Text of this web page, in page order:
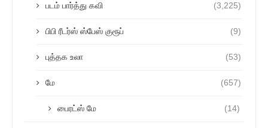
படம் பார்த்து கவி (3,225)
பிபி ரீடர்ஸ் ஸ்பேஸ் குரூப் (9)
புத்தக உலா (53)
மே (657)
பைரட்ஸ் மே (14)